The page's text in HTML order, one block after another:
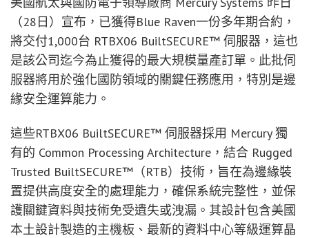
（28日）宣布，已獲得Blue Raven一份多年期合約，
將交付1,000台 RTBX06 BuiltSECURE™ 伺服器，這也
是該公司迄今為止獲得的最大規模量產訂單。此批伺
服器將用於強化國防領域的關鍵任務應用，特別是邊
緣安全運算能力。
這些RTBX06 BuiltSECURE™ 伺服器採用 Mercury 獨
有的 Common Processing Architecture，結合 Rugged
Trusted BuiltSECURE™（RTB）技術，旨在為邊緣裝
置提供高度安全的處理能力，確保系統完整性，並保
護關鍵資料與技術免受遺失或洩漏。其設計包含美國
本土設計製造的主機板、最新的資料中心等級運算晶